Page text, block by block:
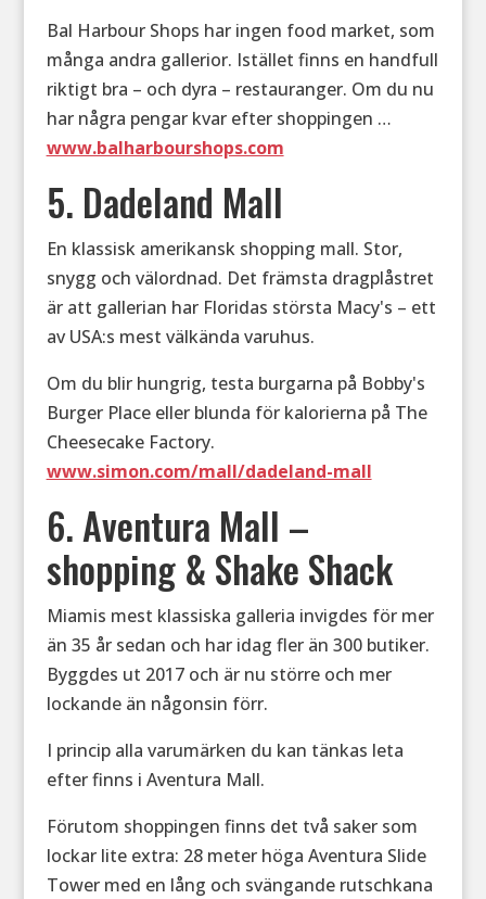
Bal Harbour Shops har ingen food market, som
många andra gallerior. Istället finns en handfull
riktigt bra – och dyra – restauranger. Om du nu
har några pengar kvar efter shoppingen …
www.balharbourshops.com
5. Dadeland Mall
En klassisk amerikansk shopping mall. Stor,
snygg och välordnad. Det främsta dragplåstret
är att gallerian har Floridas största Macy's – ett
av USA:s mest välkända varuhus.
Om du blir hungrig, testa burgarna på Bobby's
Burger Place eller blunda för kalorierna på The
Cheesecake Factory.
www.simon.com/mall/dadeland-mall
6. Aventura Mall –
shopping & Shake Shack
Miamis mest klassiska galleria invigdes för mer
än 35 år sedan och har idag fler än 300 butiker.
Byggdes ut 2017 och är nu större och mer
lockande än någonsin förr.
I princip alla varumärken du kan tänkas leta
efter finns i Aventura Mall.
Förutom shoppingen finns det två saker som
lockar lite extra: 28 meter höga Aventura Slide
Tower med en lång och svängande rutschkana